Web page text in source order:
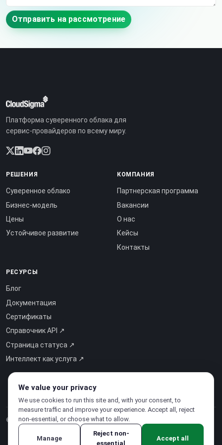
Отправить на рассмотрение
Платформа суверенного облака для
сервис-провайдеров по всему миру.
РЕШЕНИЯ
Суверенное облако
Бизнес-модель
Цены
Устойчивое развитие
КОМПАНИЯ
Партнерская программа
Вакансии
О нас
Кейсы
Контакты
РЕСУРСЫ
Блог
Документация
Сертификаты
Справочник API ↗
Страница статуса ↗
Интеллект как услуга ↗
© 2026 CloudSigma Holding AG.Все права защищены
We value your privacy
We use cookies to run this site and, with your consent, to
measure traffic and improve your experience. Accept all, reject
non-essential, or choose what to allow.
Manage
Reject non-
essential
Accept all